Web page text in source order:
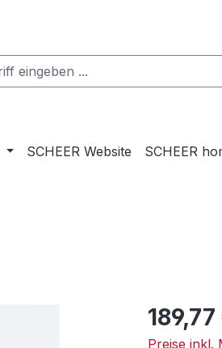
SCHEER Website SCHEER
Regulärer
189,77
Preise inkl.